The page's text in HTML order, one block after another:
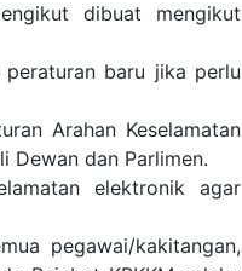
dibuat mengikut
baru jika perlu
Arahan Keselamatan
Dewan dan Parlimen.
elektronik agar
pegawai/kakitangan,